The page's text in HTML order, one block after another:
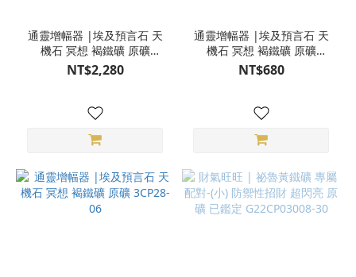
通靈增幅器 |埃及預言石 天
機石 冥想 褐鐵礦 原礦
3CP27-02
NT$2,280
通靈增幅器 |埃及預言石 天
機石 冥想 褐鐵礦 原礦
3CP28-05
NT$680